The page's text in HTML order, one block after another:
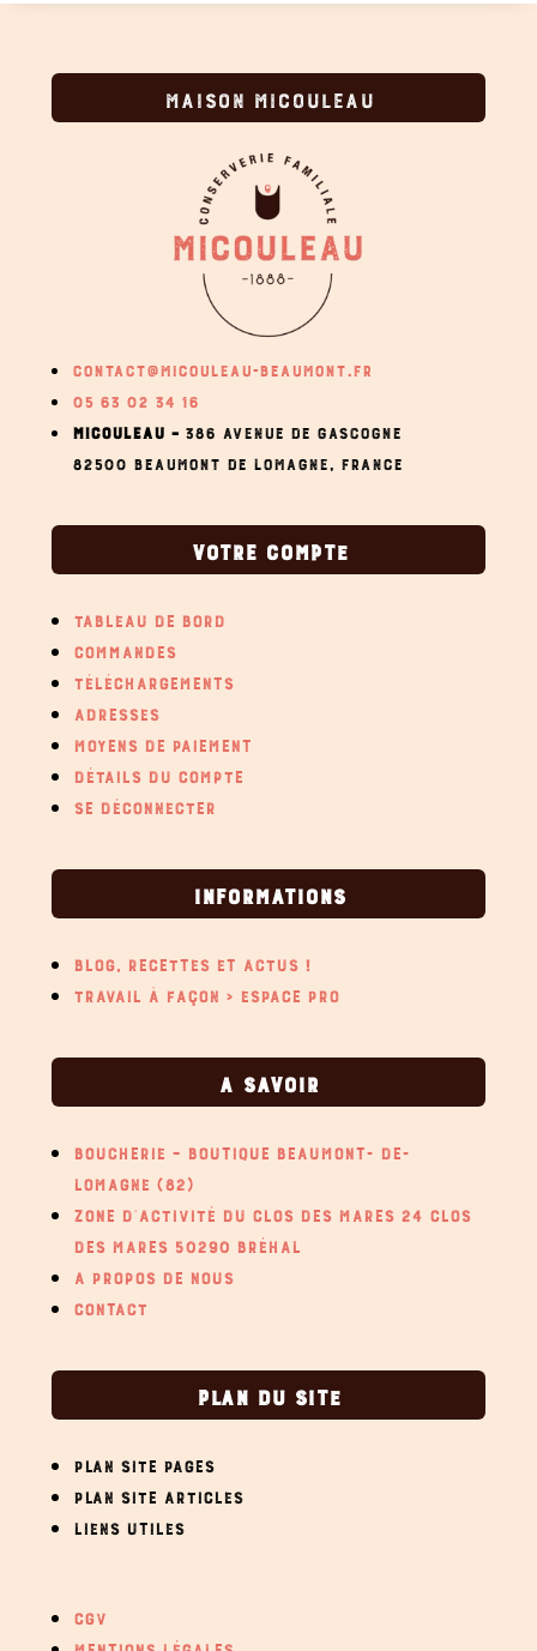
MAISON MICOULEAU
CONTACT@MICOULEAU-BEAUMONT.FR
05 63 02 34 16
MICOULEAU – 386 AVENUE DE GASCOGNE
82500 BEAUMONT DE LOMAGNE, FRANCE
VOTRE COMPTE
TABLEAU DE BORD
COMMANDES
TÉLÉCHARGEMENTS
ADRESSES
MOYENS DE PAIEMENT
DÉTAILS DU COMPTE
SE DÉCONNECTER
INFORMATIONS
BLOG, RECETTES ET ACTUS !
TRAVAIL À FAÇON > ESPACE PRO
A SAVOIR
BOUCHERIE – BOUTIQUE BEAUMONT- DE-
LOMAGNE (82)
ZONE D’ACTIVITÉ DU CLOS DES MARES 24 CLOS
DES MARES 50290 BRÉHAL
A PROPOS DE NOUS
CONTACT
PLAN DU SITE
PLAN SITE PAGES
PLAN SITE ARTICLES
LIENS UTILES
CGV
MENTIONS LÉGALES